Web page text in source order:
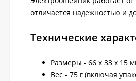
отличается надежностью и
Технические
Размеры - 66 x 33 x 15
Вес - 75 г (включая